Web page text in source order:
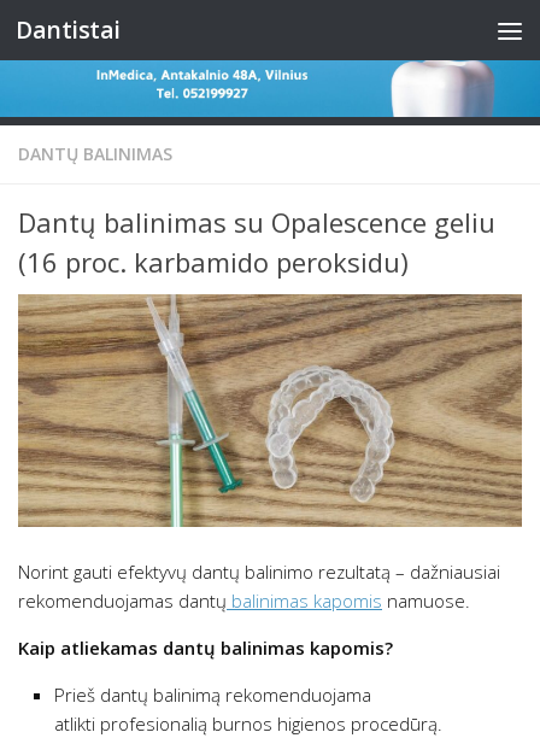
Skip to content
Dantistai
DANTŲ BALINIMAS
Dantų balinimas su Opalescence geliu
(16 proc. karbamido peroksidu)
Norint gauti efektyvų dantų balinimo rezultatą – dažniausiai
rekomenduojamas dantų balinimas kapomis namuose.
Kaip atliekamas dantų balinimas kapomis?
Prieš dantų balinimą rekomenduojama
atlikti profesionalią burnos higienos procedūrą.